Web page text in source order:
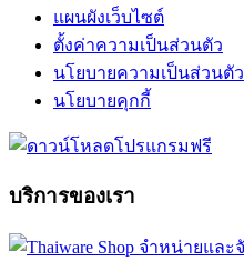
แผนผังเว็บไซต์
ตั้งค่าความเป็นส่วนตัว
นโยบายความเป็นส่วนตัว
นโยบายคุกกี้
บริการของเรา